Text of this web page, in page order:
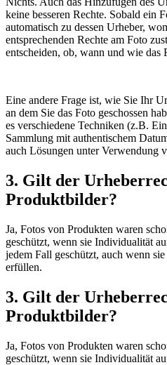
keine besseren Rechte. Sobald ein
automatisch zu dessen Urheber,
entsprechenden Rechte am Foto
entscheiden, ob, wann und wie das
Eine andere Frage ist, wie Sie Ihr
an dem Sie das Foto geschossen
es verschiedene Techniken (z.B.
Sammlung mit authentischem
auch Lösungen unter Verwendung
3. Gilt der
Produktbilder?
Ja, Fotos von Produkten waren
geschützt, wenn sie Individualität
jedem Fall geschützt, auch wenn
erfüllen.
3. Gilt der
Produktbilder?
Ja, Fotos von Produkten waren
geschützt, wenn sie Individualität